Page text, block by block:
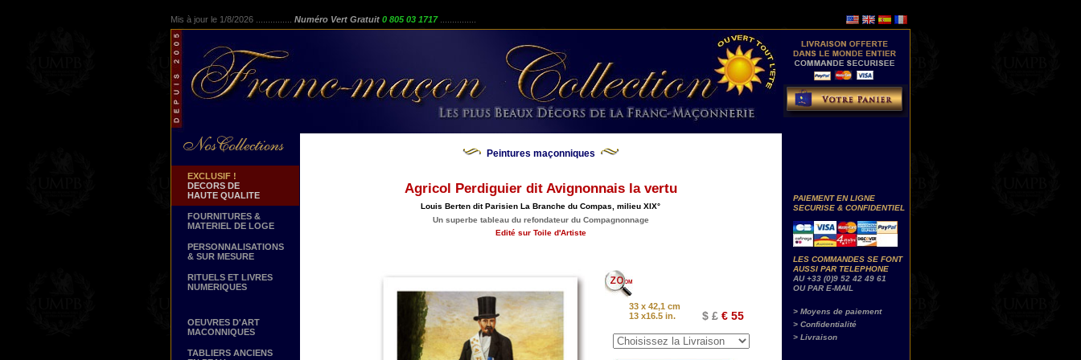
Mis à jour le 1/8/2026 ............... Numéro Vert Gratuit 0 805 03 1717
EXCLUSIF !
DECORS DE
HAUTE QUALITE
FOURNITURES &
MATERIEL DE LOGE
PERSONNALISATIONS
& SUR MESURE
RITUELS ET LIVRES
NUMERIQUES
OEUVRES D'ART
MACONNIQUES
TABLIERS ANCIENS
Peintures maçonniques
Agricol Perdiguier dit Avignonnais la vertu
Louis Berten dit Parisien La Branche du Compas, milieu XIX°
Un superbe tableau du refondateur du Compagnonnage
Edité sur Toile d'Artiste
33 x 42,1 cm
13 x16.5 in.
$ £ € 55
PAIEMENT EN LIGNE
SECURISE & CONFIDENTIEL
LES COMMANDES SE FONT
AUSSI PAR TELEPHONE
AU +33 (0)9 52 42 49 61
OU PAR E-MAIL
> Moyens de paiement
> Confidentialité
> Livraison